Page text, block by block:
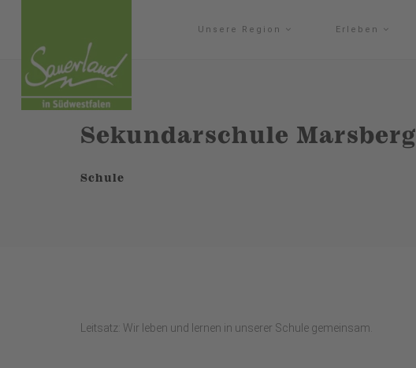
Unsere Region Erleben
Sekundarschule Marsberg
Schule
Leitsatz: Wir leben und lernen in unserer Schule gemeinsam.